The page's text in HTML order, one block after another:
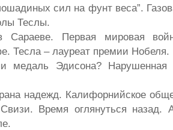
сил на фунт веса”.
Теслы.
Сараеве. Первая мировая
Тесла – лауреат премии Нобеля.
медаль Эдисона? Нарушенная
надежд. Калифорнийское
Время оглянуться назад.